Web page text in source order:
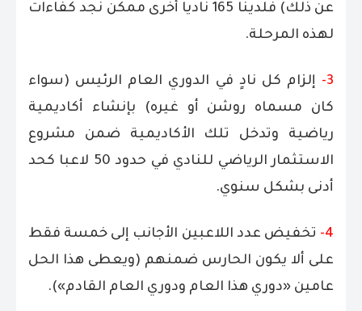
عن ذلك) فلدينا 165 ناديا أخرى ممكن نجد كفاءات
لهذه المرحلة.
3-
إلزام كل نادٍ في الدوري العام الرئيس (سواء
كان مسماه روشن أو غيره) بإنشاء أكاديمية
رياضية وتدخل تلك الأكاديمية ضمن مشروع
الاستثمار الرياضي للنادي في حدود 50 لاعبا كحد
أدنى بشكل سنوي.
4-
تخفيض عدد اللاعبين الأجانب إلى خمسة فقط
على ألا يكون الحارس ضمنهم (ويعطى هذا الحل
عامين «دوري هذا العام ودوري العام القادم»).